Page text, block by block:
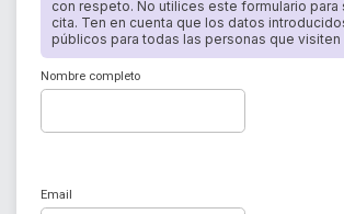
con respeto. No utilices este formulario para
cita. Ten en cuenta que los datos
públicos para todas las personas que
Nombre completo
Email